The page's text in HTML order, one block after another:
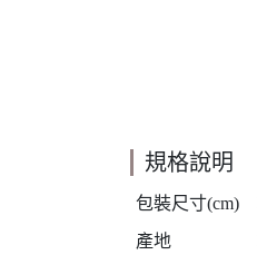
規格說明
包裝尺寸(cm)
產地